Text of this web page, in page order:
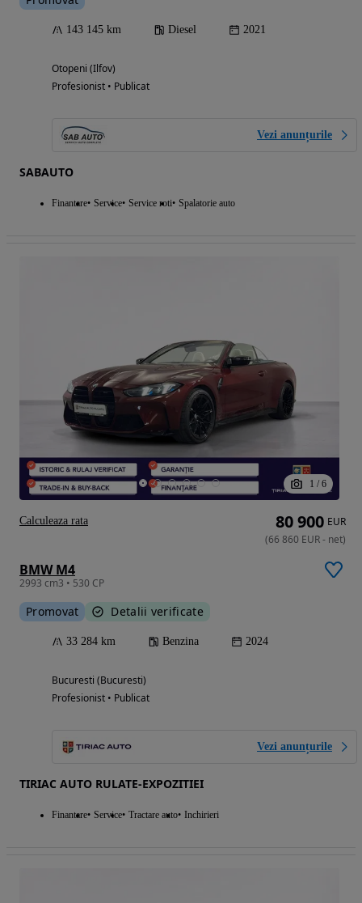
143 145 km Diesel 2021
Otopeni (Ilfov)
Profesionist • Publicat
Vezi anunțurile
SABAUTO
Finantare Service Service roti Spalatorie auto
1 / 6
BMW M4
2993 cm3 • 530 CP
Promovat Detalii verificate
33 284 km Benzina 2024
Bucuresti (Bucuresti)
Profesionist • Publicat
Vezi anunțurile
TIRIAC AUTO RULATE-EXPOZITIEI
Finantare Service Tractare auto Inchirieri
80 900 EUR
(66 860 EUR- net)
Calculeaza rata